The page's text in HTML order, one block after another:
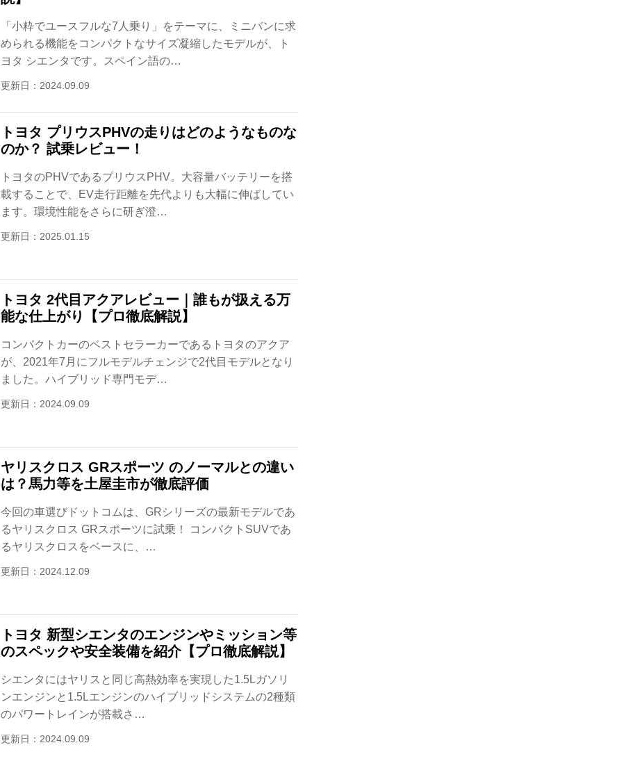
「小粋でユースフルな7人乗り」をテーマに、ミニバンに求
められる機能をコンパクトなサイズ凝縮したモデルが、ト
ヨタ シエンタです。スペイン語の…
更新日：2024.09.09
トヨタ プリウスPHVの走りはどのようなものな
のか？ 試乗レビュー！
トヨタのPHVであるプリウスPHV。大容量バッテリーを搭
載することで、EV走行距離を先代よりも大幅に伸ばしてい
ます。環境性能をさらに研ぎ澄…
更新日：2025.01.15
トヨタ 2代目アクアレビュー｜誰もが扱える万
能な仕上がり【プロ徹底解説】
コンパクトカーのベストセラーカーであるトヨタのアクア
が、2021年7月にフルモデルチェンジで2代目モデルとなり
ました。ハイブリッド専門モデ…
更新日：2024.09.09
ヤリスクロス GRスポーツ のノーマルとの違い
は？馬力等を土屋圭市が徹底評価
今回の車選びドットコムは、GRシリーズの最新モデルであ
るヤリスクロス GRスポーツに試乗！ コンパクトSUVであ
るヤリスクロスをベースに、…
更新日：2024.12.09
トヨタ 新型シエンタのエンジンやミッション等
のスペックや安全装備を紹介【プロ徹底解説】
シエンタにはヤリスと同じ高熱効率を実現した1.5Lガソリ
ンエンジンと1.5Lエンジンのハイブリッドシステムの2種類
のパワートレインが搭載さ…
更新日：2024.09.09